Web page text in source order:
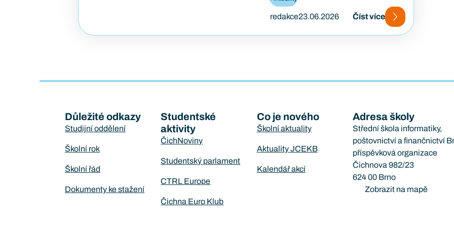
redakce23.06.2026 Číst více
Důležité odkazy
Studijní oddělení
Školní rok
Školní řád
Dokumenty ke stažení
Studentské
aktivity
ČichNoviny
Studentský parlament
CTRL Europe
Čichna Euro Klub
Co je nového
Školní aktuality
Aktuality JCEKB
Kalendář akcí
Adresa školy
Střední škola informatiky,
poštovnictví a finančnictví
příspěvková organizace
Čichnova 982/23
624 00 Brno
Zobrazit na mapě